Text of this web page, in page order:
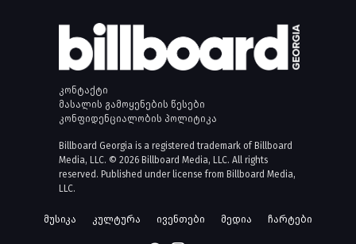
კონტაქტი
მასალის გამოყენების წესები
კონფიდენციალობის პოლიტიკა
Billboard Georgia is a registered trademark of Billboard
Media, LLC. © 2026 Billboard Media, LLC. All rights
reserved. Published under license from Billboard Media,
LLC.
მუსიკა კულტურა ივენთები მედია ჩარტები